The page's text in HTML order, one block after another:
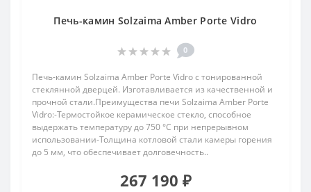
Печь-камин Solzaima Amber Porte Vidro
0
Печь-камин Solzaima Amber Porte Vidro с тонированной
стеклянной дверцей. Изготавливается из качественной и
прочной стали.Преимущества печи Solzaima Amber Porte
Vidro:-Термостойкое керамическое стекло, способное
выдержать температуру до 750 °C при непрерывном
использовании-Толщина котловой стали камеры горения
до 5 мм, что обеспечивает долговечность..
267 190 ₽